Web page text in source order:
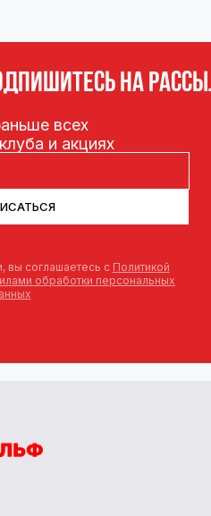
НА
всех
и акциях
вы соглашаетесь с Политикой
обработки персональных